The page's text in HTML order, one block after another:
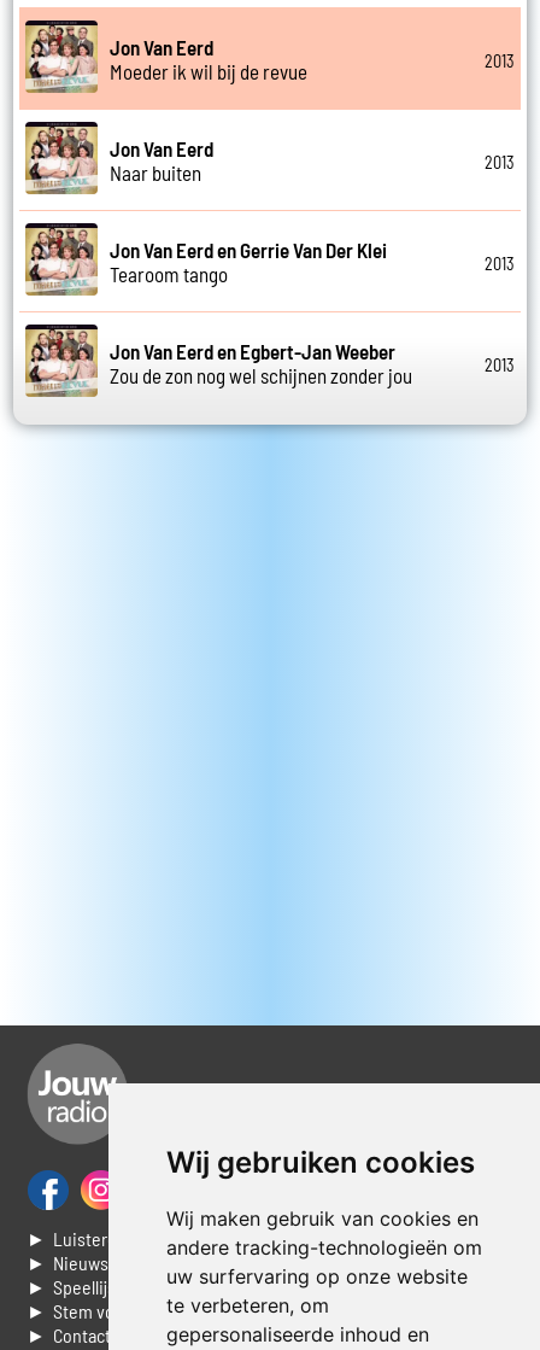
Wij gebruiken cookies
Wij maken gebruik van cookies en
andere tracking-technologieën om
uw surfervaring op onze website
te verbeteren, om
gepersonaliseerde inhoud en
Jon Van Eerd
Moeder ik wil bij de revue
2013
Jon Van Eerd
Naar buiten
2013
Jon Van Eerd en Gerrie Van Der Klei
Tearoom tango
2013
Jon Van Eerd en Egbert-Jan Weeber
Zou de zon nog wel schijnen zonder jou
2013
► Luisteren naar Jouwradio
► Nieuws
► Speellijst
► Stem voor de Dag top 3
► Contacteer ons